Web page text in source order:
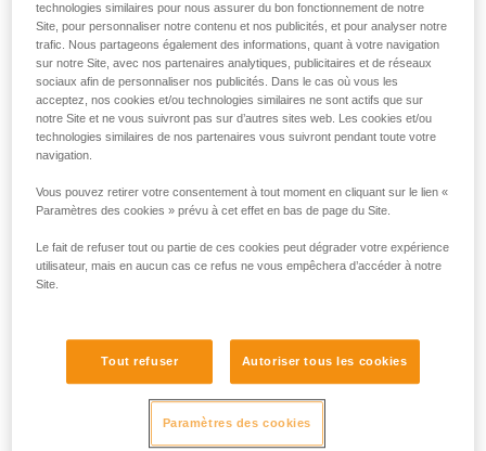
La norme EN 12841, qui encadre les usages cordistes avec
ASAP et ASAP LOCK peuvent être utilisés pour cet usage,
avec les mêmes configurations matérielles que celles
certifiées EN 12841 (notamment ASAP’SORBER 20, 40 ou
AXESS, cordes EN1891 type A nouées à l’ancrage), en
technologies similaires pour nous assurer du bon fonctionnement de notre
Site, pour personnaliser notre contenu et nos publicités, et pour analyser notre
trafic. Nous partageons également des informations, quant à votre navigation
sur notre Site, avec nos partenaires analytiques, publicitaires et de réseaux
sociaux afin de personnaliser nos publicités. Dans le cas où vous les
acceptez, nos cookies et/ou technologies similaires ne sont actifs que sur
notre Site et ne vous suivront pas sur d’autres sites web. Les cookies et/ou
technologies similaires de nos partenaires vous suivront pendant toute votre
navigation.
Vous pouvez retirer votre consentement à tout moment en cliquant sur le lien «
Paramètres des cookies » prévu à cet effet en bas de page du Site.
Le fait de refuser tout ou partie de ces cookies peut dégrader votre expérience
utilisateur, mais en aucun cas ce refus ne vous empêchera d’accéder à notre
Site.
Tout refuser Autoriser tous les cookies
Paramètres des cookies